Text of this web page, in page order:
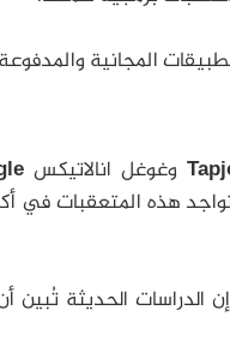
المجانية
وغوغل انالاتيكس
هذه المتعقبات في
الدراسات الحديثة تُبين